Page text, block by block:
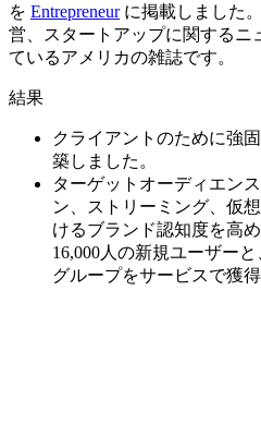
を Entrepreneurに掲載しました。
営、スタートアップに関するニ
ているアメリカの雑誌です。
結果
クライアントのために強
築しました。
ターゲットオーディエン
ン、ストリーミング、仮
けるブランド認知度を高
16,000人の新規ユーザー
グループをサービスで獲得